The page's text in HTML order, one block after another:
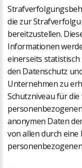
die zur
bereitzustellen.
Informationen
einerseits
den Datenschutz
Unternehmen zu
Schutzniveau für
anonymen Daten
von allen durch